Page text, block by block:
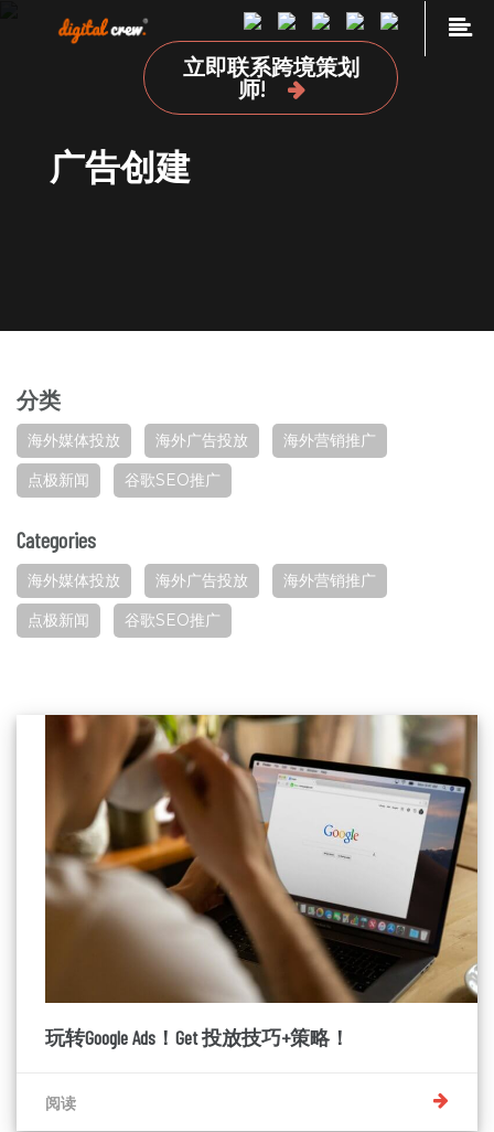
立即联系跨境策划
师!
品牌海外营销推广
国外网站设计及开发建设
联系我们
点极学院
广告创建
分类
海外媒体投放 海外广告投放
海外营销推广
点极新闻
谷歌SEO推广
Categories
海外媒体投放 海外广告投放
海外营销推广
点极新闻
谷歌SEO推广
玩转Google Ads！Get 投放技巧+策略！
阅读